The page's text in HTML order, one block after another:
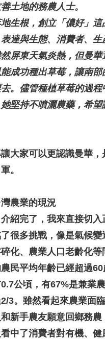
土地的務農人士。
生根，創立「儂好」
達與生態、消費者、
屏東天氣炎熱，但曼
成功種出草莓，讓南
。儘管種植草莓的過
堅持不噴灑農藥，希望
大家可以更認識曼華
。
農業的現況
紹完了，我來直接切入
很多挑戰，像是氣候
化、農業人口老齡化等
民平均年齡已經超過
公頃，有67%是兼業
3。雖然看起來農業面
新手農友願意回鄉務農
中了消費者對有機、